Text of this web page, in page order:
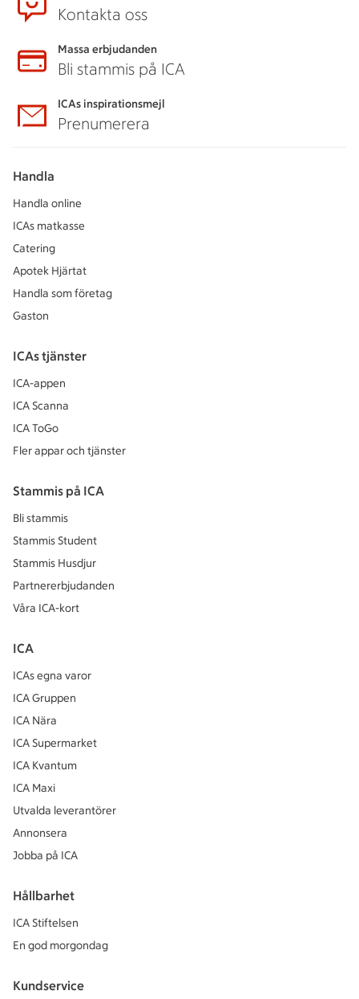
Kontakta oss
Massa erbjudanden
Bli stammis på ICA
ICAs inspirationsmejl
Prenumerera
Handla
Handla online
ICAs matkasse
Catering
Apotek Hjärtat
Handla som företag
Gaston
ICAs tjänster
ICA-appen
ICA Scanna
ICA ToGo
Fler appar och tjänster
Stammis på ICA
Bli stammis
Stammis Student
Stammis Husdjur
Partnererbjudanden
Våra ICA-kort
ICA
ICAs egna varor
ICA Gruppen
ICA Nära
ICA Supermarket
ICA Kvantum
ICA Maxi
Utvalda leverantörer
Annonsera
Jobba på ICA
Hållbarhet
ICA Stiftelsen
En god morgondag
Kundservice